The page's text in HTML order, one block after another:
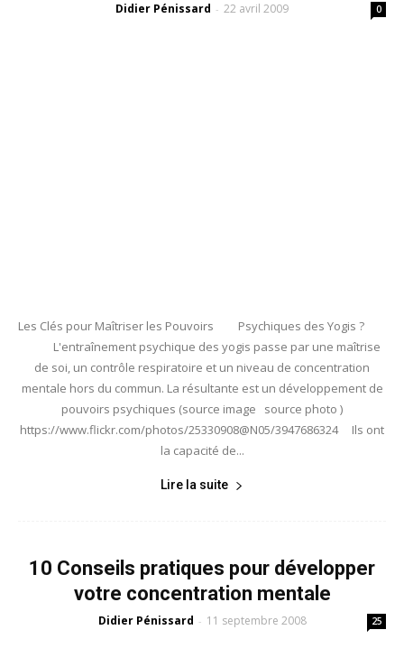
Didier Pénissard - 22 avril 2009 0
Les Clés pour Maîtriser les Pouvoirs Psychiques des Yogis ?
L'entraînement psychique des yogis passe par une maîtrise
de soi, un contrôle respiratoire et un niveau de concentration
mentale hors du commun. La résultante est un développement de
pouvoirs psychiques (source image source photo )
https://www.flickr.com/photos/25330908@N05/3947686324 Ils ont
la capacité de...
Lire la suite
10 Conseils pratiques pour développer
votre concentration mentale
Didier Pénissard - 11 septembre 2008 25